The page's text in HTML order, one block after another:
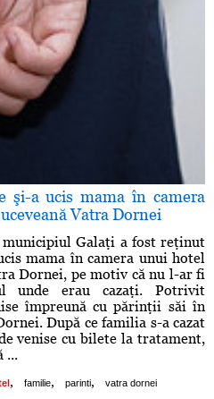
şi-a ucis mama în camera
Vatra Dornei
Galaţi a fost reţinut
mama în camera unui hotel
Dornei, pe motiv că nu l-ar fi
unde erau cazaţi. Potrivit
împreună cu părinţii săi în
După ce familia s-a cazat
venise cu bilete la tratament,
...
, familie, parinti, vatra dornei